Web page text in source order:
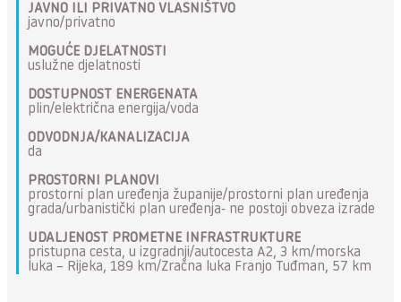
JAVNO ILI PRIVATNO VLASNIŠTVO
javno/privatno
MOGUĆE DJELATNOSTI
uslužne djelatnosti
DOSTUPNOST ENERGENATA
plin/električna energija/voda
ODVODNJA/KANALIZACIJA
da
PROSTORNI PLANOVI
prostorni plan uređenja županije/prostorni plan uređenja
grada/urbanistički plan uređenja- ne postoji obveza izrade
UDALJENOST PROMETNE INFRASTRUKTURE
pristupna cesta, u izgradnji/autocesta A2, 3 km/morska
luka – Rijeka, 189 km/Zračna luka Franjo Tuđman, 57 km